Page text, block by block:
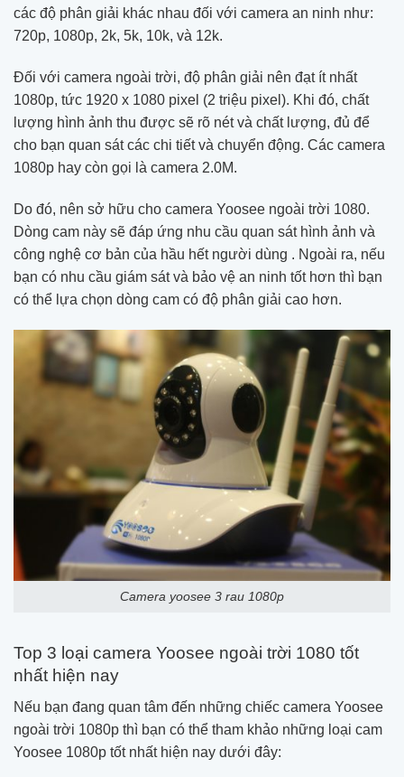
các độ phân giải khác nhau đối với camera an ninh như:
720p, 1080p, 2k, 5k, 10k, và 12k.
Đối với camera ngoài trời, độ phân giải nên đạt ít nhất
1080p, tức 1920 x 1080 pixel (2 triệu pixel). Khi đó, chất
lượng hình ảnh thu được sẽ rõ nét và chất lượng, đủ để
cho bạn quan sát các chi tiết và chuyển động. Các camera
1080p hay còn gọi là camera 2.0M.
Do đó, nên sở hữu cho camera Yoosee ngoài trời 1080.
Dòng cam này sẽ đáp ứng nhu cầu quan sát hình ảnh và
công nghệ cơ bản của hầu hết người dùng . Ngoài ra, nếu
bạn có nhu cầu giám sát và bảo vệ an ninh tốt hơn thì bạn
có thể lựa chọn dòng cam có độ phân giải cao hơn.
Camera yoosee 3 rau 1080p
Top 3 loại camera Yoosee ngoài trời 1080 tốt
nhất hiện nay
Nếu bạn đang quan tâm đến những chiếc camera Yoosee
ngoài trời 1080p thì bạn có thể tham khảo những loại cam
Yoosee 1080p tốt nhất hiện nay dưới đây: